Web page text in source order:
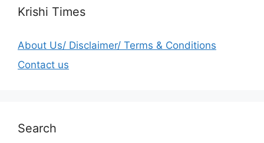
Krishi Times
About Us/ Disclaimer/ Terms & Conditions
Contact us
Search